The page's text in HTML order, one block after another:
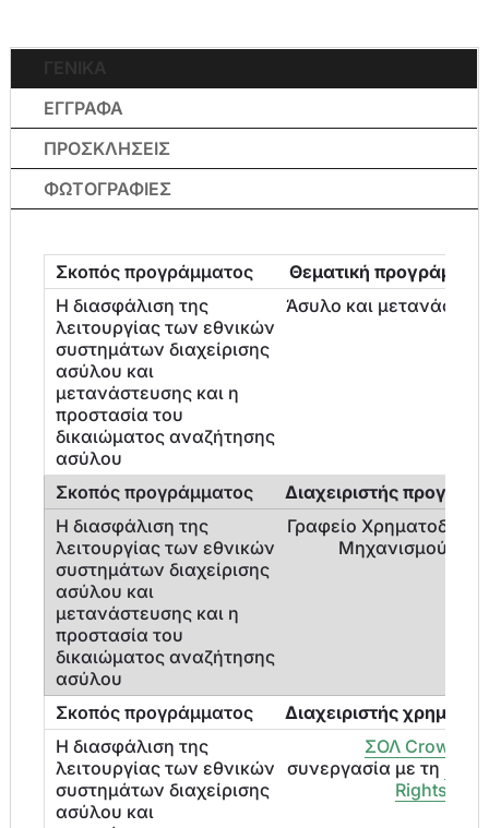
ΕΓΓΡΑΦΑ
ΠΡΟΣΚΛΗΣΕΙΣ
ΦΩΤΟΓΡΑΦΙΕΣ
Θεματική
Άσυλο και
Διαχειριστής
Γραφείο
Μηχανισμού
Διαχειριστής
ΣΟΛ Crowe
συνεργασία με τη
Rights 360